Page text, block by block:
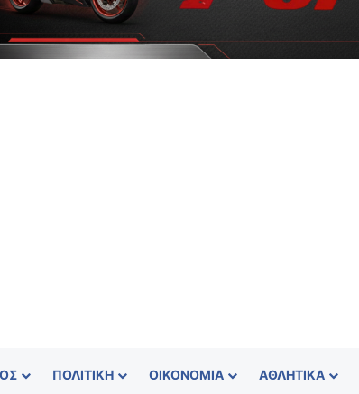
ΠΟΛΙΤΙΚΉ ΟΙΚΟΝΟΜΊΑ ΑΘΛΗΤΙΚΆ